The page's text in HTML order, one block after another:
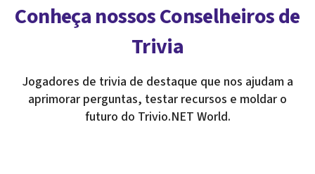
Conheça nossos Conselheiros de
Trivia
Jogadores de trivia de destaque que nos ajudam a
aprimorar perguntas, testar recursos e moldar o
futuro do Trivio.NET World.